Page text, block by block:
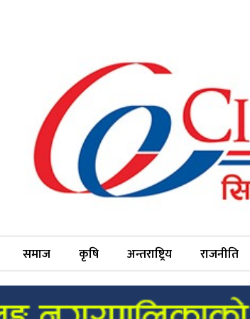
समाज कृषि अन्तराष्ट्रिय राजनीति